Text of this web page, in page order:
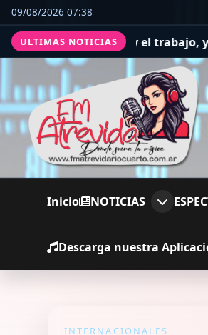
09/08/2026 07:38
ULTIMAS NOTICIAS
y el trabajo, y también a
Inicio NOTICIAS
Descarga nuestra
INTERNACIONALES